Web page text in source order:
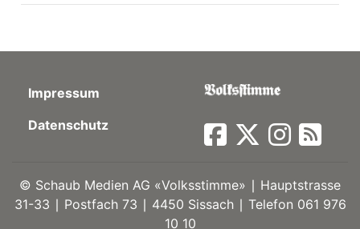
Impressum
Datenschutz
© Schaub Medien AG «Volksstimme» ∣ Hauptstrasse
31-33 ∣ Postfach 73 ∣ 4450 Sissach ∣ Telefon 061 976
10 10